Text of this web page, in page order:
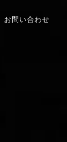
お問い合わせ